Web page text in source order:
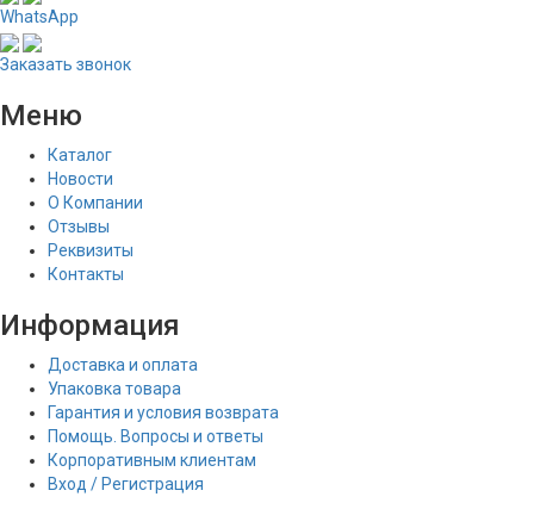
WhatsApp
Заказать звонок
Меню
Каталог
Новости
О Компании
Отзывы
Реквизиты
Контакты
Информация
Доставка и оплата
Упаковка товара
Гарантия и условия возврата
Помощь. Вопросы и ответы
Корпоративным клиентам
Вход / Регистрация